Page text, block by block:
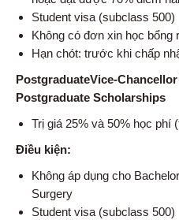
Student visa (subclass 500)
Không có đơn xin học bổng
Hạn chót: trước khi chấp
PostgraduateVice-
Postgraduate Scholarships
Trị giá 25% và 50% học phí
Điều kiện:
Không áp dụng cho
Surgery
Student visa (subclass 500)